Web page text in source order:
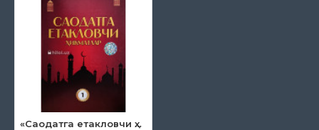
«Саодатга етакловчи ҳикматлар» (1-китоб)